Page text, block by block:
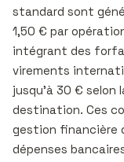
standard sont
1,50 € par
intégrant des
virements
jusqu’à 30 €
destination. Ces
gestion financière
dépenses